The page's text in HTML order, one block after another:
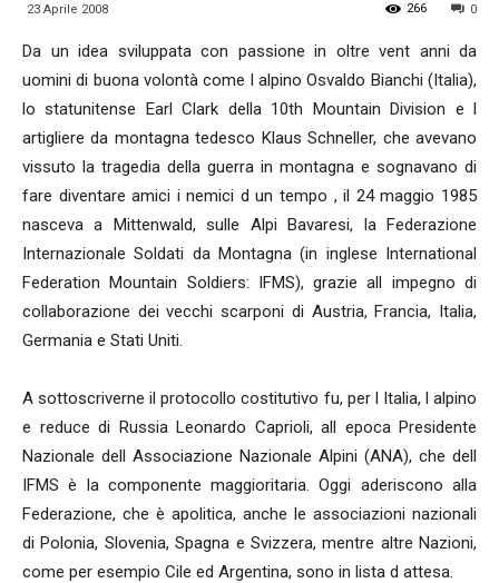
23 Aprile 2008 0
266
Da un idea sviluppata con passione in oltre vent anni da
uomini di buona volontà come l alpino Osvaldo Bianchi (Italia),
lo statunitense Earl Clark della 10th Mountain Division e l
artigliere da montagna tedesco Klaus Schneller, che avevano
vissuto la tragedia della guerra in montagna e sognavano di
fare diventare amici i nemici d un tempo , il 24 maggio 1985
nasceva a Mittenwald, sulle Alpi Bavaresi, la Federazione
Internazionale Soldati da Montagna (in inglese International
Federation Mountain Soldiers: IFMS), grazie all impegno di
collaborazione dei vecchi scarponi di Austria, Francia, Italia,
Germania e Stati Uniti.
A sottoscriverne il protocollo costitutivo fu, per l Italia, l alpino
e reduce di Russia Leonardo Caprioli, all epoca Presidente
Nazionale dell Associazione Nazionale Alpini (ANA), che dell
IFMS è la componente maggioritaria. Oggi aderiscono alla
Federazione, che è apolitica, anche le associazioni nazionali
di Polonia, Slovenia, Spagna e Svizzera, mentre altre Nazioni,
come per esempio Cile ed Argentina, sono in lista d attesa.